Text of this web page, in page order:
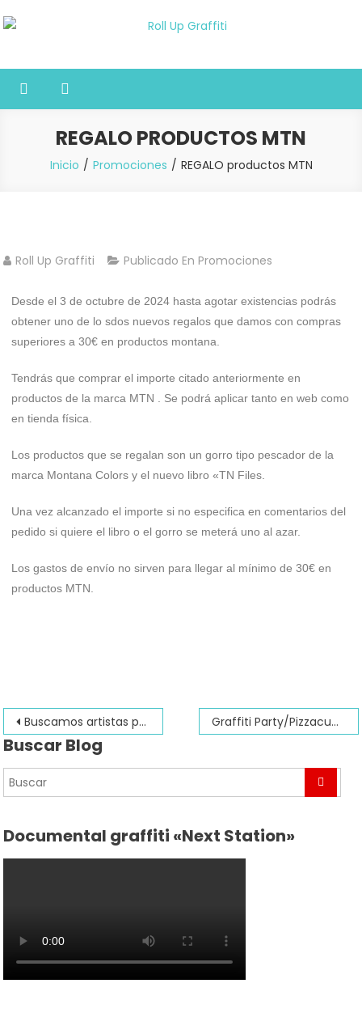
artes
REGALO PRODUCTOS MTN
Inicio Promociones REGALO productos MTN
Roll Up Graffiti Publicado En Promociones
Desde el 3 de octubre de 2024 hasta agotar existencias podrás
obtener uno de lo sdos nuevos regalos que damos con compras
superiores a 30€ en productos montana.
Tendrás que comprar el importe citado anteriormente en
productos de la marca MTN . Se podrá aplicar tanto en web como
en tienda física.
Los productos que se regalan son un gorro tipo pescador de la
marca Montana Colors y el nuevo libro «TN Files.
Una vez alcanzado el importe si no especifica en comentarios del
pedido si quiere el libro o el gorro se meterá uno al azar.
Los gastos de envío no sirven para llegar al mínimo de 30€ en
productos MTN.
Buscamos artistas proyecto POSCA Graffiti Party/Pizzacuellos
Buscar Blog
Documental graffiti «Next Station»